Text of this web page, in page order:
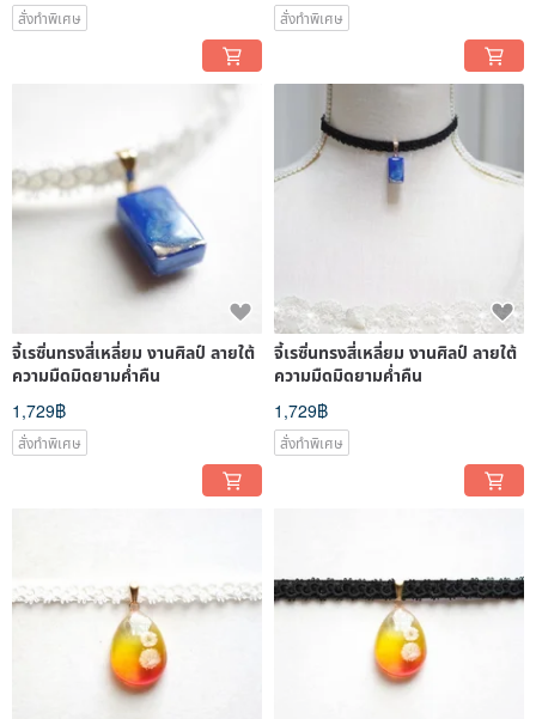
สั่งทำพิเศษ สั่งทำพิเศษ
จี้เรซิ่นทรงสี่เหลี่ยม งานศิลป์ ลายใต้
ความมืดมิดยามค่ำคืน
1,729฿
สั่งทำพิเศษ
จี้เรซิ่นทรงสี่เหลี่ยม งานศิลป์ ลายใต้
ความมืดมิดยามค่ำคืน
1,729฿
สั่งทำพิเศษ